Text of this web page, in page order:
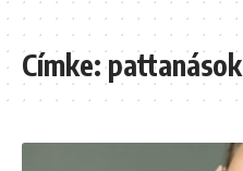
Címke:pattanások